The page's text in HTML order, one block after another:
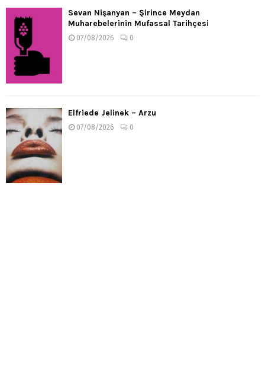
Sevan Nişanyan – Şirince Meydan
Muharebelerinin Mufassal Tarihçesi
07/08/2026 0
Elfriede Jelinek – Arzu
07/08/2026 0